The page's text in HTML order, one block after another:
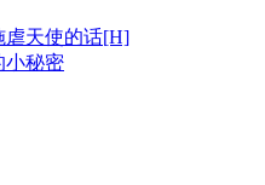
虐天使的话[H]
小秘密